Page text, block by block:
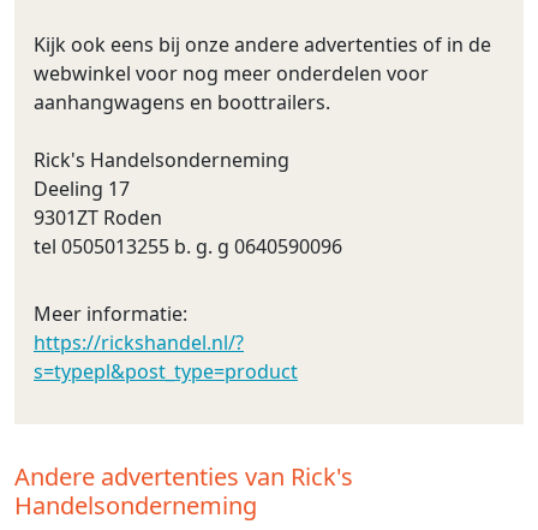
Kijk ook eens bij onze andere advertenties of in de
webwinkel voor nog meer onderdelen voor
aanhangwagens en boottrailers.
Rick's Handelsonderneming
Deeling 17
9301ZT Roden
tel 0505013255 b. g. g 0640590096
Meer informatie:
https://rickshandel.nl/?
s=typepl&post_type=product
Andere advertenties van Rick's
Handelsonderneming